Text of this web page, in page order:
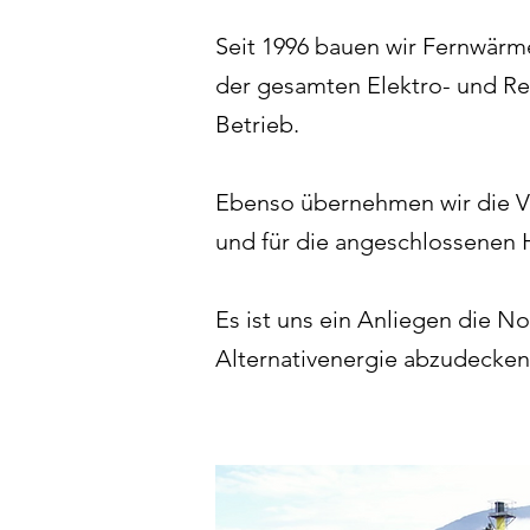
Seit 1996 bauen wir
der gesamten Elektro- und
Betrieb.
Ebenso übernehmen wir die
und für die angeschlossenen
Es ist uns ein Anliegen die
Alternativenergie